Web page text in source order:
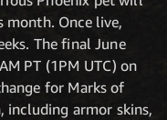
Once live,
The final June
PT (1PM UTC) on
for Marks of
including armor skins,